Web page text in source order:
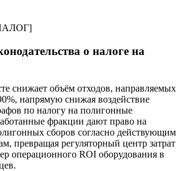
]
о налоге на
снижает объём отходов, направляемых
напрямую снижая воздействие
по налогу на полигонные
фракции дают право на
сборов согласно действующим
превращая регуляторный центр затрат
операционного ROI оборудования в